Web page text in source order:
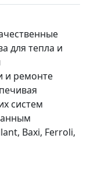
для тепла и
и ремонте
систем
Baxi, Ferroli,